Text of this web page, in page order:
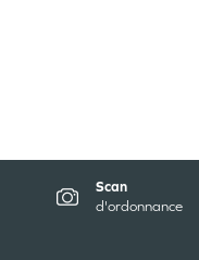
Scan
d'ordonnance